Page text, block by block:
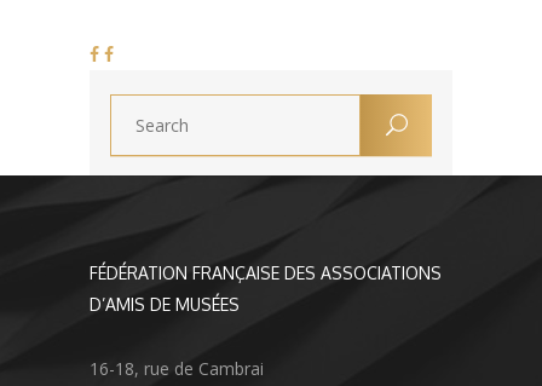
FÉDÉRATION FRANÇAISE DES ASSOCIATIONS
D’AMIS DE MUSÉES
16-18, rue de Cambrai